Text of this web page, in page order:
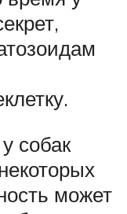
собак
может